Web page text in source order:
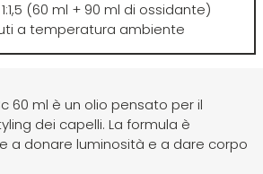
Kemon
Kerastase
(60 ml + 90 ml di ossidante)
a temperatura ambiente
60 ml è un olio pensato per il
dei capelli. La formula è
a donare luminosità e a dare corpo